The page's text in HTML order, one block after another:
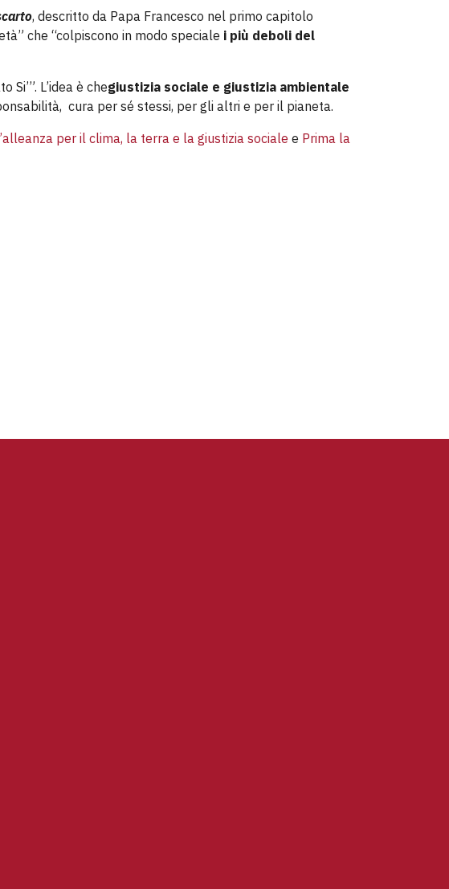
, descritto da Papa Francesco nel primo capitolo
che “colpiscono in modo speciale i più deboli del
L’idea è chegiustizia sociale e giustizia ambientale
cura per sé stessi, per gli altri e per il pianeta.
per il clima, la terra e la giustizia sociale e Prima la